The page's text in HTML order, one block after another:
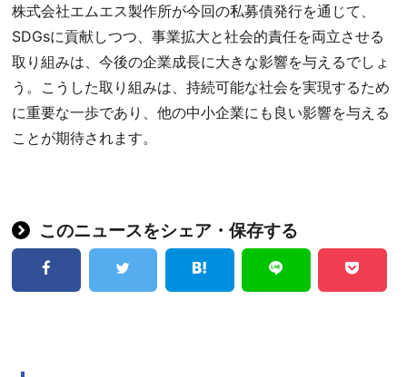
株式会社エムエス製作所が今回の私募債発行を通じて、
SDGsに貢献しつつ、事業拡大と社会的責任を両立させる
取り組みは、今後の企業成長に大きな影響を与えるでしょ
う。こうした取り組みは、持続可能な社会を実現するため
に重要な一歩であり、他の中小企業にも良い影響を与える
ことが期待されます。
このニュースをシェア・保存する